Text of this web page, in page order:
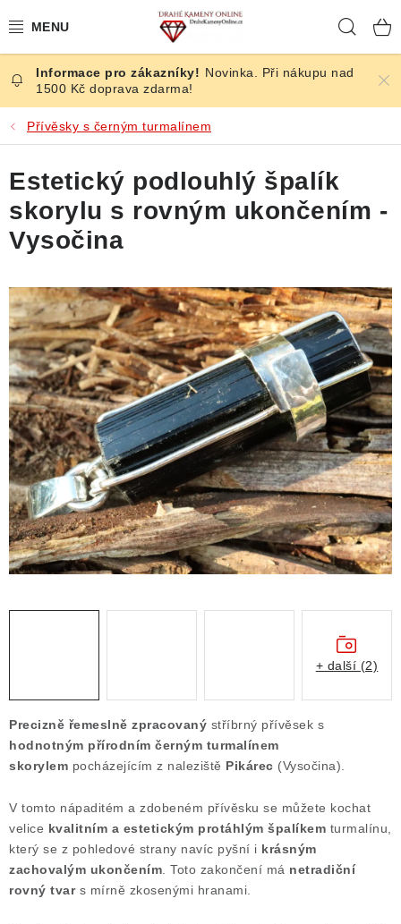
na
ČESKÉ KAMENY
ŠPERKY
KAMENY ZE SVĚTA
BROUŠENÉ
ÚČINKY
KRYSTALY
ČLÁNKY
NALEZIŠTĚ
NÁŠ PŘÍBĚH
VIDEOGALERIE
Výkup minerálů a drahých kamenů
Formulář pro uplatnění reklamace
Poučení o právu na odstoupení od smlouvy
Novinka. Při nákupu nad
1500 Kč doprava zdarma!
Přívěsky s černým turmalínem
Precizně řemeslně zpracovaný stříbrný přívěsek s
hodnotným přírodním černým turmalínem
skorylem pocházejícím z naleziště Pikárec (Vysočina).
V tomto nápaditém a zdobeném přívěsku se můžete kochat
velice kvalitním a estetickým protáhlým špalíkem turmalínu,
který se z pohledové strany navíc pyšní i krásným
zachovalým ukončením . Toto zakončení má netradiční
rovný tvars mírně zkosenými hranami.
Estetický podlouhlý špalík
skorylu s rovným ukončením -
Vysočina
+ další (2)